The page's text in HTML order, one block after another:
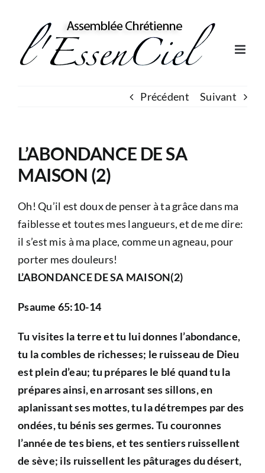
content
Précédent Suivant
L’ABONDANCE DE SA
MAISON (2)
Oh! Qu’il est doux de penser à ta grâce dans ma
faiblesse et toutes mes langueurs, et de me dire:
il s’est mis à ma place, comme un agneau, pour
porter mes douleurs!
L’ABONDANCE DE SA MAISON(2)
Psaume 65:10-14
Tu visites la terre et tu lui donnes l’abondance,
tu la combles de richesses; le ruisseau de Dieu
est plein d’eau; tu prépares le blé quand tu la
prépares ainsi, en arrosant ses sillons, en
aplanissant ses mottes, tu la détrempes par des
ondées, tu bénis ses germes. Tu couronnes
l’année de tes biens, et tes sentiers ruissellent
de sève; ils ruissellent les pâturages du désert,